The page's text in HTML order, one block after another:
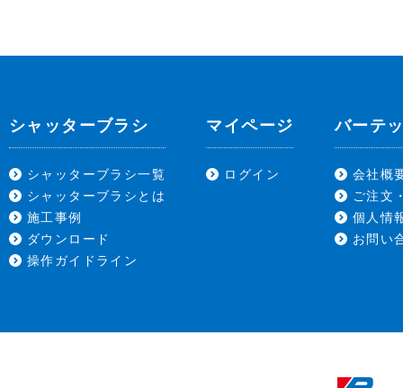
シャッターブラシ
シャッターブラシ一覧
シャッターブラシとは
施工事例
ダウンロード
操作ガイドライン
マイページ
ログイン
バーテ
会社概
ご注文
個人情
お問い